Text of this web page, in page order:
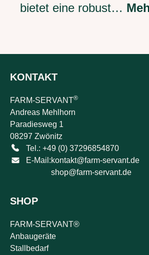
bietet eine robust…
KONTAKT
FARM-SERVANT®
Andreas Mehlhorn
Paradiesweg 1
08297 Zwönitz
Tel.: +49 (0) 37296854870
E-Mail:kontakt@farm-servant.de
shop@farm-servant.de
SHOP
FARM-SERVANT®
Anbaugeräte
Stallbedarf